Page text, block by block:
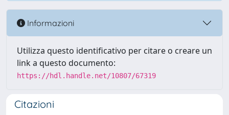
Informazioni
Utilizza questo identificativo per citare o creare un
link a questo documento:
https://hdl.handle.net/10807/67319
Citazioni